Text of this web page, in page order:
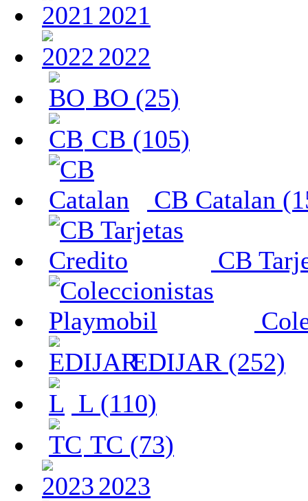
2021
2022
BO (25)
CB (105)
CB Catalan
CB
EDIJAR (252)
L (110)
TC (73)
2023